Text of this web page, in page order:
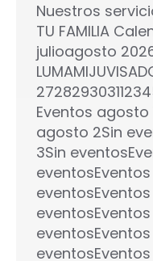
Nuestros
TU FAMILIA
julioagosto
Eventos agosto
agosto 2Sin
3Sin